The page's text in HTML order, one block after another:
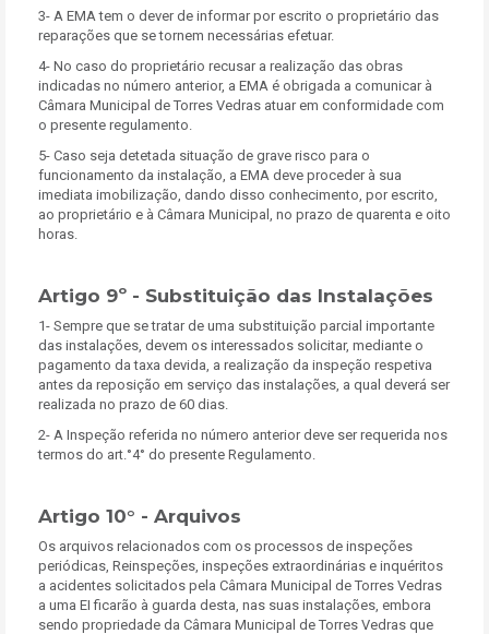
3- A EMA tem o dever de informar por escrito o proprietário das
reparações que se tornem necessárias efetuar.
4- No caso do proprietário recusar a realização das obras
indicadas no número anterior, a EMA é obrigada a comunicar à
Câmara Municipal de Torres Vedras atuar em conformidade com
o presente regulamento.
5- Caso seja detetada situação de grave risco para o
funcionamento da instalação, a EMA deve proceder à sua
imediata imobilização, dando disso conhecimento, por escrito,
ao proprietário e à Câmara Municipal, no prazo de quarenta e oito
horas.
Artigo 9º - Substituição das Instalações
1- Sempre que se tratar de uma substituição parcial importante
das instalações, devem os interessados solicitar, mediante o
pagamento da taxa devida, a realização da inspeção respetiva
antes da reposição em serviço das instalações, a qual deverá ser
realizada no prazo de 60 dias.
2- A Inspeção referida no número anterior deve ser requerida nos
termos do art.°4° do presente Regulamento.
Artigo 10° - Arquivos
Os arquivos relacionados com os processos de inspeções
periódicas, Reinspeções, inspeções extraordinárias e inquéritos
a acidentes solicitados pela Câmara Municipal de Torres Vedras
a uma EI ficarão à guarda desta, nas suas instalações, embora
sendo propriedade da Câmara Municipal de Torres Vedras que